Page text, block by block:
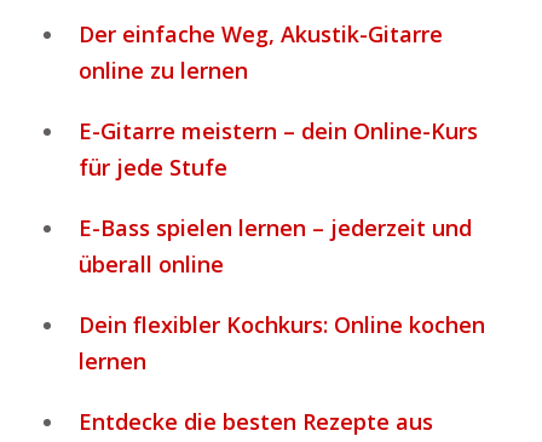
Der einfache Weg, Akustik-Gitarre
online zu lernen
E-Gitarre meistern – dein Online-Kurs
für jede Stufe
E-Bass spielen lernen – jederzeit und
überall online
Dein flexibler Kochkurs: Online kochen
lernen
Entdecke die besten Rezepte aus